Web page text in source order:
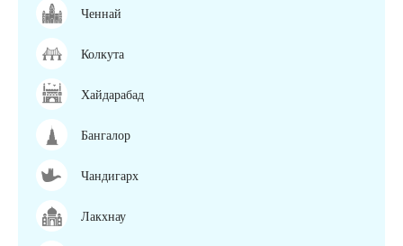
Ченнай
Колкута
Хайдарабад
Бангалор
Чандигарх
Лакхнау